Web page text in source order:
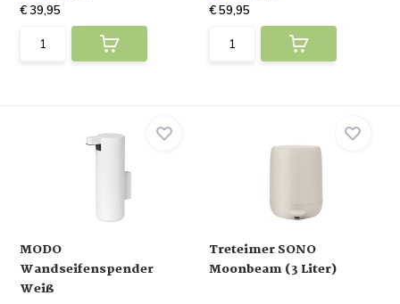
€ 39,95
€ 59,95
MODO
Wandseifenspender
Weiß
Treteimer SONO
Moonbeam (3 Liter)